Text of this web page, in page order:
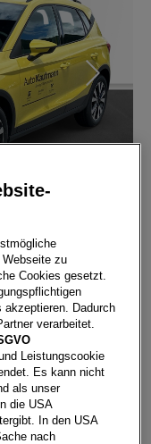
DSG
Kredit
Eigenleistung
Webseite zu
Cookies gesetzt.
akzeptieren. Dadurch
verarbeitet.
Leistungscookie
Es kann nicht
als unser
die USA
In den USA
nach